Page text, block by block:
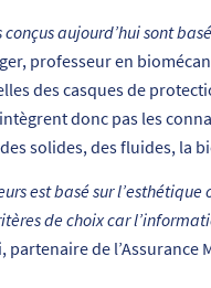
aujourd’hui sont
professeur en
des casques de
donc pas les
solides, des fluides, la
est basé sur
de choix car
de l’Assurance